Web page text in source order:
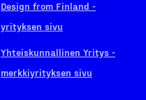
Design from Finland -
yrityksen sivu
Yhteiskunnallinen Yritys -
merkkiyrityksen sivu